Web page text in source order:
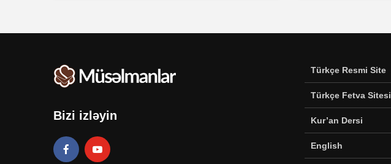
Bizi izləyin
Türkçe Resmi Site
Türkçe Fetva Sitesi
Kur’an Dersi
English